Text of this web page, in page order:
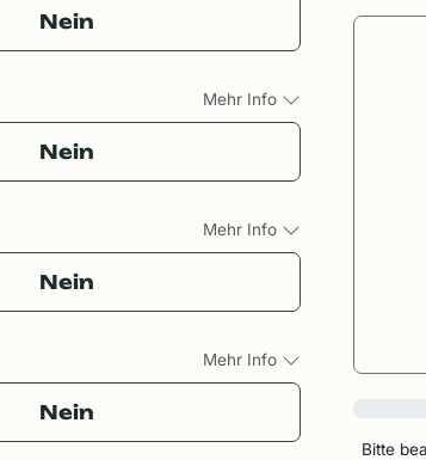
Nein
Mehr Info
Nein
Mehr Info
Nein
Mehr Info
Nein
Bitte